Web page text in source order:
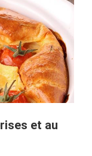
et au